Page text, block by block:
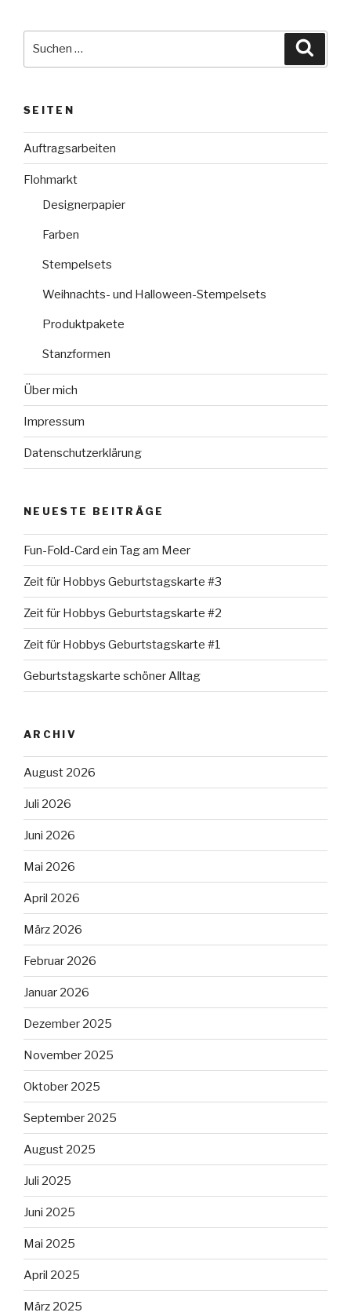
SEITEN
Auftragsarbeiten
Flohmarkt
Designerpapier
Farben
Stempelsets
Weihnachts- und Halloween-Stempelsets
Produktpakete
Stanzformen
Über mich
Impressum
Datenschutzerklärung
NEUESTE BEITRÄGE
Fun-Fold-Card ein Tag am Meer
Zeit für Hobbys Geburtstagskarte #3
Zeit für Hobbys Geburtstagskarte #2
Zeit für Hobbys Geburtstagskarte #1
Geburtstagskarte schöner Alltag
ARCHIV
August 2026
Juli 2026
Juni 2026
Mai 2026
April 2026
März 2026
Februar 2026
Januar 2026
Dezember 2025
November 2025
Oktober 2025
September 2025
August 2025
Juli 2025
Juni 2025
Mai 2025
April 2025
März 2025